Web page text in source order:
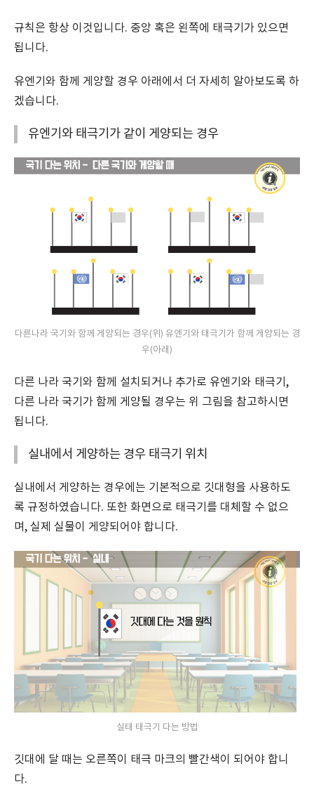
규칙은 항상 이것입니다. 중앙 혹은 왼쪽에 태극기가 있으면
됩니다.
유엔기와 함께 게양할 경우 아래에서 더 자세히 알아보도록 하
겠습니다.
유엔기와 태극기가 같이 게양되는 경우
다른나라 국기와 함께 게양되는 경우(위) 유엔기와 태극기가 함께 게양되는 경
우(아래)
다른 나라 국기와 함께 설치되거나 추가로 유엔기와 태극기,
다른 나라 국기가 함께 게양될 경우는 위 그림을 참고하시면
됩니다.
실내에서 게양하는 경우 태극기 위치
실내에서 게양하는 경우에는 기본적으로 깃대형을 사용하도
록 규정하였습니다. 또한 화면으로 태극기를 대체할 수 없으
며, 실제 실물이 게양되어야 합니다.
실태 태극기 다는 방법
깃대에 달 때는 오른쪽이 태극 마크의 빨간색이 되어야 합니
다.